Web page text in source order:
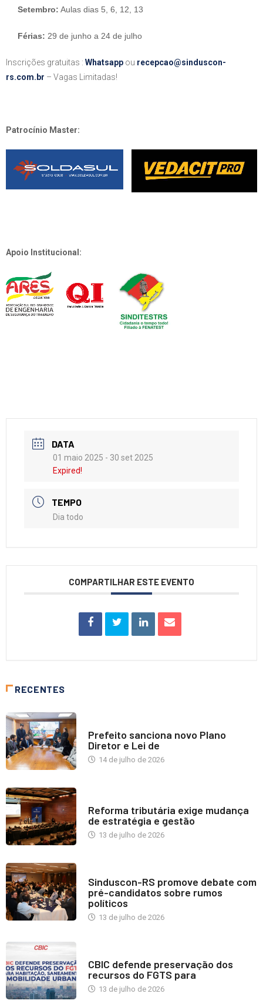
Setembro: Aulas dias 5, 6, 12, 13
Férias: 29 de junho a 24 de julho
Inscrições gratuitas : Whatsapp ou recepcao@sinduscon-
rs.com.br – Vagas Limitadas!
Patrocínio Master:
Apoio Institucional:
DATA
01 maio 2025 - 30 set 2025
Expired!
TEMPO
Dia todo
COMPARTILHAR ESTE EVENTO
RECENTES
Prefeito sanciona novo Plano
Diretor e Lei de
14 de julho de 2026
Reforma tributária exige mudança
de estratégia e gestão
13 de julho de 2026
Sinduscon-RS promove debate com
pré-candidatos sobre rumos
políticos
13 de julho de 2026
CBIC defende preservação dos
recursos do FGTS para
13 de julho de 2026